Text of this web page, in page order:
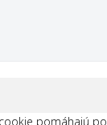
pomáhajú